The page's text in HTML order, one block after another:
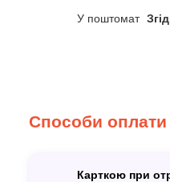
У поштомат
Способи оплати
Карткою при